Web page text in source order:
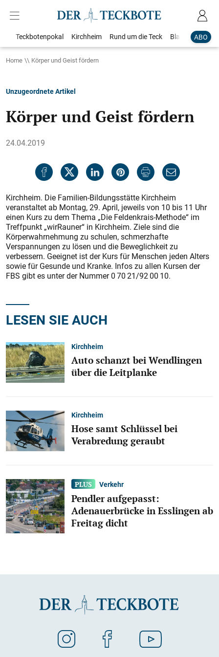
ABO
Teckbotenpokal Kirchheim Rund um die Teck Blaulicht
Home Körper und Geist fördern
Unzugeordnete Artikel
Körper und Geist fördern
24.04.2019
Kirchheim. Die Familien-Bildungsstätte Kirchheim
veranstaltet ab Montag, 29. April, jeweils von 10 bis 11 Uhr
einen Kurs zu dem Thema „Die Feldenkrais-Methode“ im
Treffpunkt „wirRauner“ in Kirchheim. Ziele sind die
Körperwahrnehmung zu schulen, schmerzhafte
Verspannungen zu lösen und die Beweglichkeit zu
verbessern. Geeignet ist der Kurs für Menschen jeden Alters
sowie für Gesunde und Kranke. Infos zu allen Kursen der
FBS gibt es unter der Nummer 0 70 21/92 00 10.
LESEN SIE AUCH
Kirchheim
Auto schanzt bei Wendlingen
über die Leitplanke
Kirchheim
Hose samt Schlüssel bei
Verabredung geraubt
Verkehr
Pendler aufgepasst:
Adenauerbrücke in Esslingen ab
Freitag dicht